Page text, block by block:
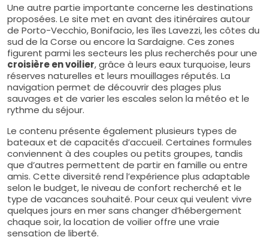
Une autre partie importante concerne les destinations
proposées. Le site met en avant des itinéraires autour
de Porto-Vecchio, Bonifacio, les îles Lavezzi, les côtes du
sud de la Corse ou encore la Sardaigne. Ces zones
figurent parmi les secteurs les plus recherchés pour une
croisière en voilier, grâce à leurs eaux turquoise, leurs
réserves naturelles et leurs mouillages réputés. La
navigation permet de découvrir des plages plus
sauvages et de varier les escales selon la météo et le
rythme du séjour.
Le contenu présente également plusieurs types de
bateaux et de capacités d’accueil. Certaines formules
conviennent à des couples ou petits groupes, tandis
que d’autres permettent de partir en famille ou entre
amis. Cette diversité rend l’expérience plus adaptable
selon le budget, le niveau de confort recherché et le
type de vacances souhaité. Pour ceux qui veulent vivre
quelques jours en mer sans changer d’hébergement
chaque soir, la location de voilier offre une vraie
sensation de liberté.